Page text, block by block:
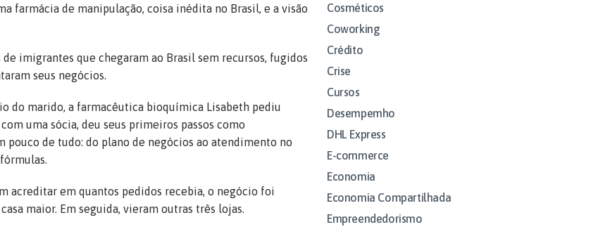
farmácia de manipulação, coisa inédita no Brasil, e a visão
imigrantes que chegaram ao Brasil sem recursos, fugidos
seus negócios.
do marido, a farmacêutica bioquímica Lisabeth pediu
uma sócia, deu seus primeiros passos como
de tudo: do plano de negócios ao atendimento no
acreditar em quantos pedidos recebia, o negócio foi
maior. Em seguida, vieram outras três lojas.
Cosméticos
Coworking
Crédito
Crise
Cursos
Desempemho
DHL Express
E-commerce
Economia
Economia Compartilhada
Empreendedorismo